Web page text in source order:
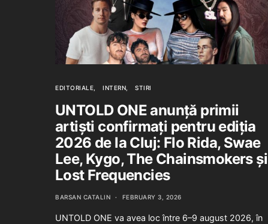
EDITORIALE INTERN STIRI
UNTOLD ONE anunță primii
artiști confirmați pentru ediția
2026 de la Cluj: Flo Rida, Swae
Lee, Kygo, The Chainsmokers și
Lost Frequencies
BARSAN CATALIN FEBRUARY 3, 2026
UNTOLD ONE va avea loc între 6–9 august 2026, în